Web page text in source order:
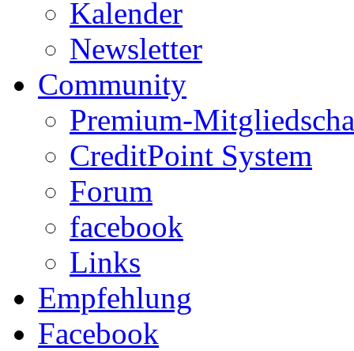
Kalender
Newsletter
Community
Premium-
CreditPoint System
Forum
facebook
Links
Empfehlung
Facebook